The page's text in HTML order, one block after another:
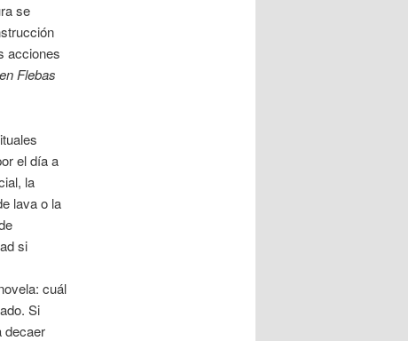
se
acciones
Flebas
el día a
la
lava o la
si
cuál
Si
decaer